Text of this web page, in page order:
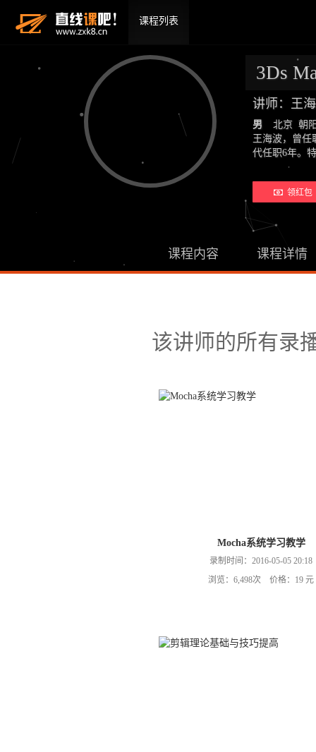
课程列表
3Ds
讲师：王
男
北京 朝
王海波，曾任
代任职6年。
领红包
课程内容 课程详情
该讲师的所有录
Mocha系统学习教学
录制时间：2016-05-05 20:18
浏览：6,498次 价格：19 元